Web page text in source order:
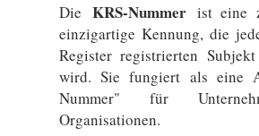
Die KRS-Nummerist eine
einzigartige Kennung, die
Register registrierten Subjekt
wird. Sie fungiert als eine
Nummer" für
Organisationen.